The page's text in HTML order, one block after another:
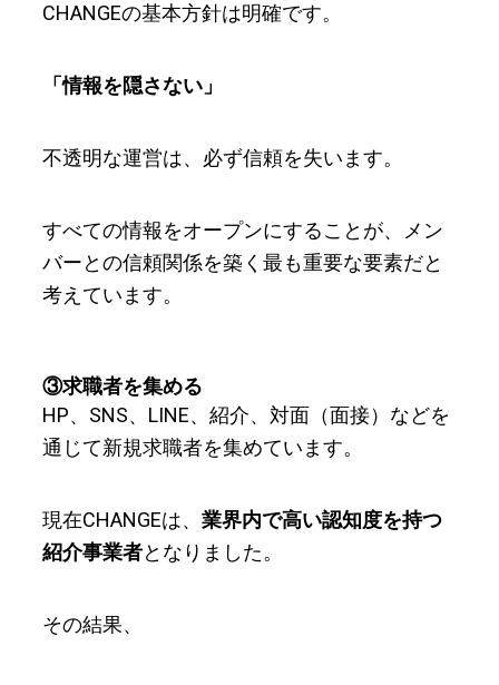
CHANGEの基本方針は明確です。
「情報を隠さない」
不透明な運営は、必ず信頼を失います。
すべての情報をオープンにすることが、メン
バーとの信頼関係を築く最も重要な要素だと
考えています。
③求職者を集める
HP、SNS、LINE、紹介、対面（面接）などを
通じて新規求職者を集めています。
現在CHANGEは、 業界内で高い認知度を持つ
紹介事業者となりました。
その結果、